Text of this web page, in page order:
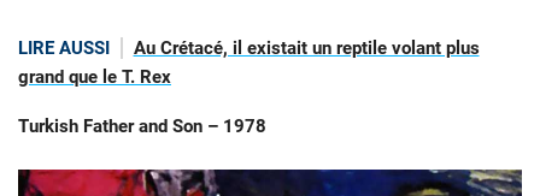
LIRE AUSSI
Au Crétacé, il existait un reptile volant plus
grand que le T. Rex
Turkish Father and Son – 1978